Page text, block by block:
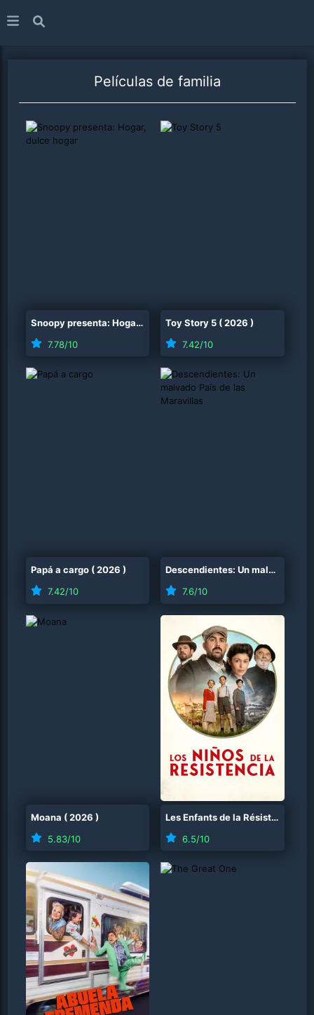
Películas de familia
Snoopy presenta: Hogar, dulce hogar (2026)
7.78/10
Toy Story 5 (2026 )
7.42/10
Papá a cargo (2026 )
7.42/10
Descendientes: Un malvado País de las Maravillas
7.6/10
Moana (2026 )
5.83/10
Les Enfants de la Résistance
6.5/10